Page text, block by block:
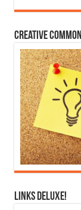
Creative
Links DeLuXe!